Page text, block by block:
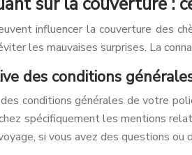
influencer la couverture des
les mauvaises surprises. La
des conditions
conditions générales de votre
spécifiquement les mentions
si vous avez des questions